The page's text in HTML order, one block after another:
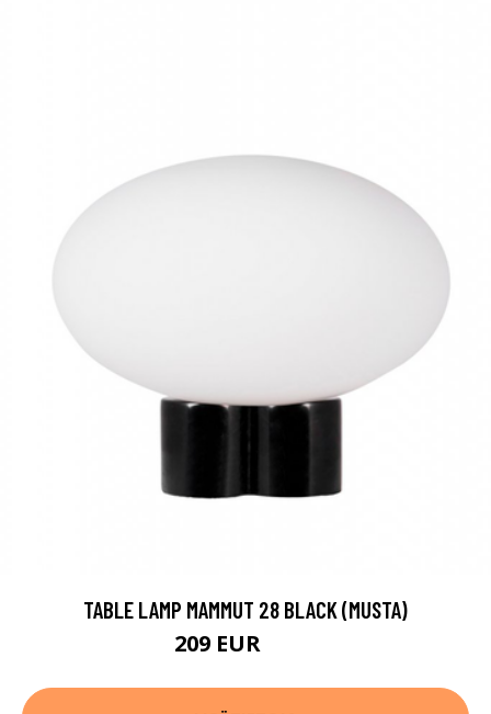
TABLE LAMP MAMMUT 28 BLACK (MUSTA)
209 EUR